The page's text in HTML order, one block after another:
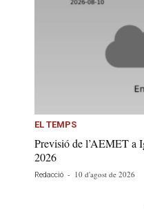
EL TEMPS
Previsió de l’AEMET a
2026
Redacció - 10 d'agost de 2026